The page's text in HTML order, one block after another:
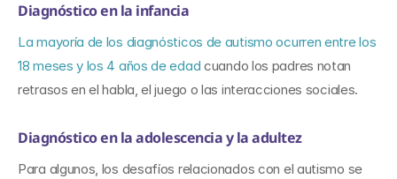
Diagnóstico en la infancia
La mayoría de los diagnósticos de autismo ocurren entre los
18 meses y los 4 años de edad cuando los padres notan
retrasos en el habla, el juego o las interacciones sociales.
Diagnóstico en la adolescencia y la adultez
Para algunos, los desafíos relacionados con el autismo se